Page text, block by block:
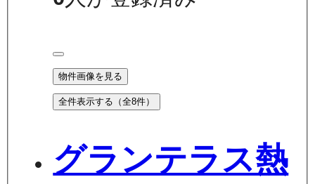
物件画像を見る
全件表示する（全8件）
グランテラス熱